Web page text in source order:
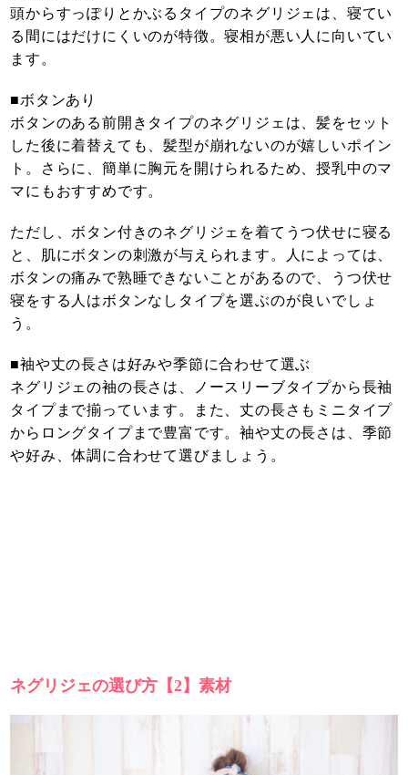
頭からすっぽりとかぶるタイプのネグリジェは、寝てい
る間にはだけにくいのが特徴。寝相が悪い人に向いてい
ます。
■ボタンあり
ボタンのある前開きタイプのネグリジェは、髪をセット
した後に着替えても、髪型が崩れないのが嬉しいポイン
ト。さらに、簡単に胸元を開けられるため、授乳中のマ
マにもおすすめです。
ただし、ボタン付きのネグリジェを着てうつ伏せに寝る
と、肌にボタンの刺激が与えられます。人によっては、
ボタンの痛みで熟睡できないことがあるので、うつ伏せ
寝をする人はボタンなしタイプを選ぶのが良いでしょ
う。
■袖や丈の長さは好みや季節に合わせて選ぶ
ネグリジェの袖の長さは、ノースリーブタイプから長袖
タイプまで揃っています。また、丈の長さもミニタイプ
からロングタイプまで豊富です。袖や丈の長さは、季節
や好み、体調に合わせて選びましょう。
ネグリジェの選び方【2】素材